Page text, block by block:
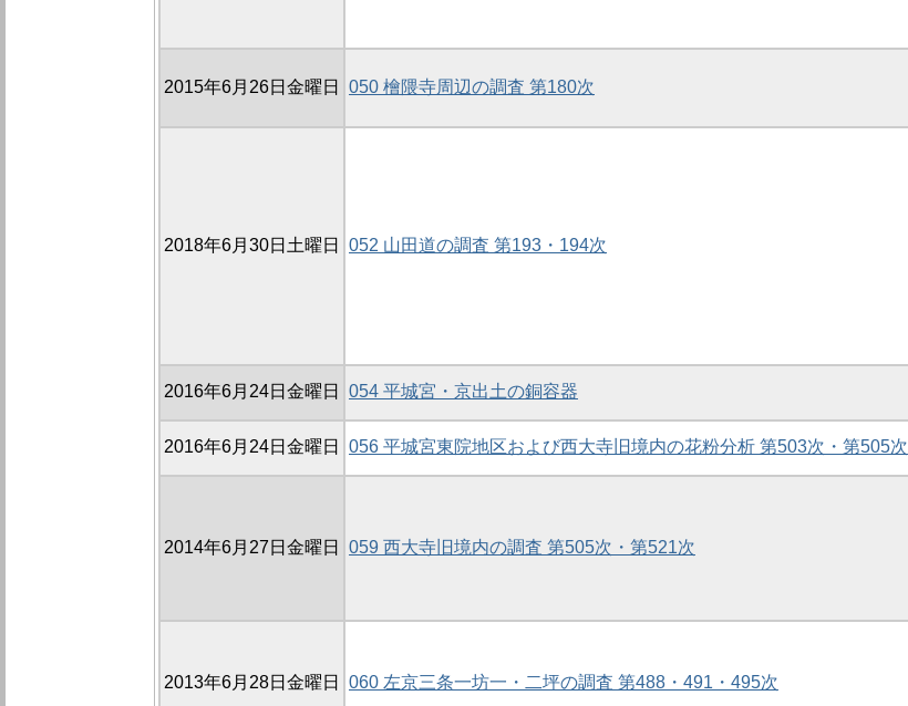
2015年6月26日金曜日 050 檜隈寺周辺の調査 第180次
2018年6月30日土曜日 052 山田道の調査 第193・194次
2016年6月24日金曜日 054 平城宮・京出土の銅容器
2016年6月24日金曜日 056 平城宮東院地区および西大寺旧境内の花粉分析 第503次・第505次
2014年6月27日金曜日 059 西大寺旧境内の調査 第505次・第521次
2013年6月28日金曜日 060 左京三条一坊一・二坪の調査 第488・491・495次